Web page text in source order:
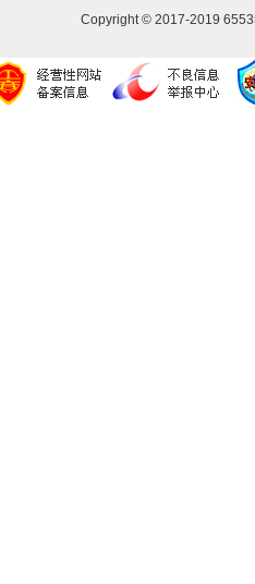
Copyright © 2017-2019